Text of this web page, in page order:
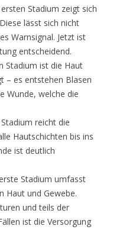
Stadium zeigt sich
lässt sich nicht
Warnsignal. Jetzt ist
entscheidend.
Stadium ist die Haut
– es entstehen Blasen
Wunde, welche die
reicht die
Hautschichten bis ins
ist deutlich
Stadium umfasst
Haut und Gewebe.
und teils der
ist die Versorgung